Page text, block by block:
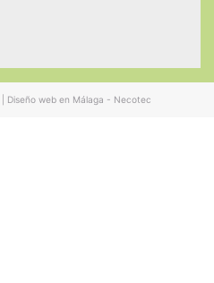
Diseño web en Málaga - Necotec